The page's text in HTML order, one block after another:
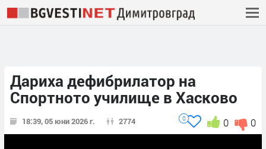
Дариха дефибрилатор на
Спортното училище в Хасково
18:39, 05 юни 2026 г. 2774 0
0
0